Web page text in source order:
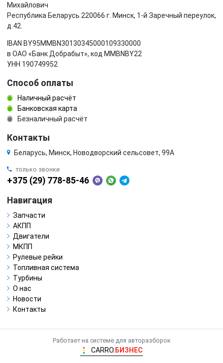
Михайлович
Республика Беларусь 220066 г. Минск, 1-й Заречный переулок,
д.42.
IBAN BY95MMBN30130345000109330000
в ОАО «Банк Добрабыт», код MMBNBY22
УНН 190749952
Способ оплаты
Наличный расчёт
Банковская карта
Безналичный расчёт
Контакты
Беларусь, Минск, Новодворский сельсовет, 99А
только звонки
+375 (29) 778-85-46
Навигация
Запчасти
АКПП
Двигатели
МКПП
Рулевые рейки
Топливная система
Турбины
О нас
Новости
Контакты
Работает на системе для авторазборок
CARRO. БИЗНЕС